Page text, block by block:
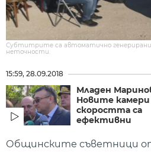
Субтитрите са автоматично
неточности.
15:59, 28.09.2018
Младен
Новите камери
скоростта са
ефективни
Общинските съветници